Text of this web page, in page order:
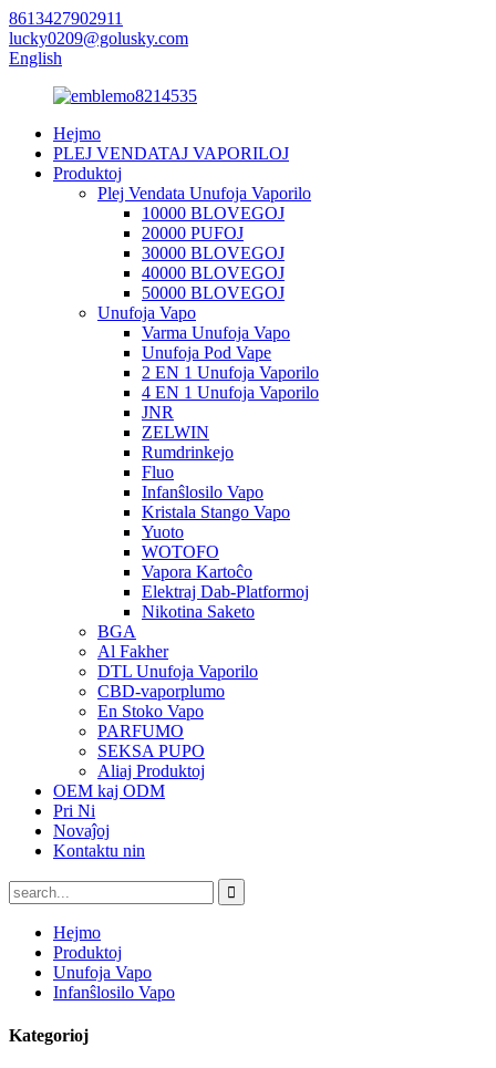
8613427902911
lucky0209@golusky.com
English
Hejmo
PLEJ VENDATAJ VAPORILOJ
Produktoj
Plej Vendata Unufoja Vaporilo
10000 BLOVEGOJ
20000 PUFOJ
30000 BLOVEGOJ
40000 BLOVEGOJ
50000 BLOVEGOJ
Unufoja Vapo
Varma Unufoja Vapo
Unufoja Pod Vape
2 EN 1 Unufoja Vaporilo
4 EN 1 Unufoja Vaporilo
JNR
ZELWIN
Rumdrinkejo
Fluo
Infanŝlosilo Vapo
Kristala Stango Vapo
Yuoto
WOTOFO
Vapora Kartoĉo
Elektraj Dab-Platformoj
Nikotina Saketo
BGA
Al Fakher
DTL Unufoja Vaporilo
CBD-vaporplumo
En Stoko Vapo
PARFUMO
SEKSA PUPO
Aliaj Produktoj
OEM kaj ODM
Pri Ni
Novaĵoj
Kontaktu nin
Hejmo
Produktoj
Unufoja Vapo
Infanŝlosilo Vapo
Kategorioj